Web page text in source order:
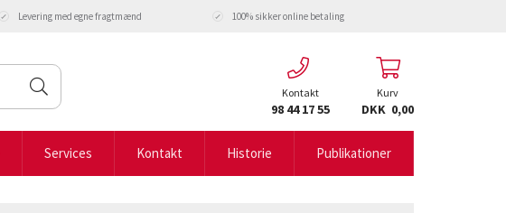
Levering med egne fragtmænd 100% sikker online betaling
Kontakt
98 44 17 55
Kurv
DKK 0,00
Services Kontakt Historie Publikationer